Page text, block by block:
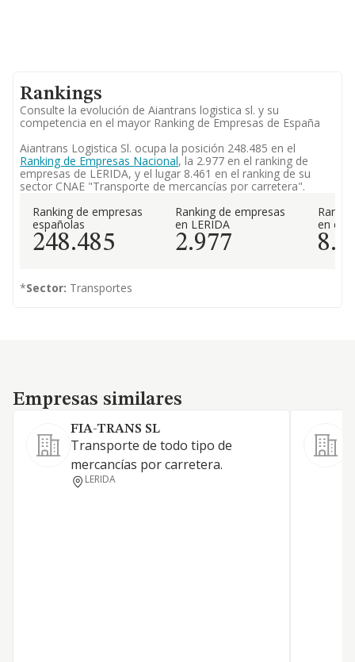
Rankings
Consulte la evolución de Aiantrans logistica sl. y su
competencia en el mayor Ranking de Empresas de España
Aiantrans Logistica Sl. ocupa la posición 248.485 en el
Ranking de Empresas Nacional, la 2.977 en el ranking de
empresas de LERIDA, y el lugar 8.461 en el ranking de su
sector CNAE "Transporte de mercancías por carretera".
Ranking de empresas
españolas
248.485
Ranking de empresas
en LERIDA
2.977
en el
*Sector: Transportes
Empresas similares
Empresas similares
FIA-TRANS SL
Transporte de todo tipo de
mercancías por carretera.
LERIDA